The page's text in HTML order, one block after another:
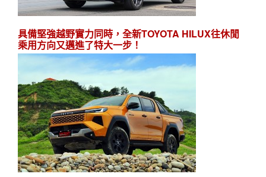
具備堅強越野實力同時，全新TOYOTA HILUX往休閒
乘用方向又邁進了特大一步！